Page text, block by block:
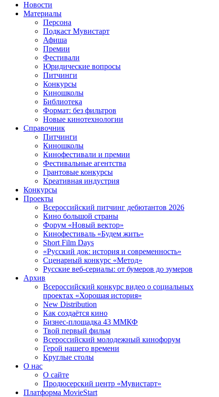
Новости
Материалы
Персона
Подкаст Мувистарт
Афиша
Премии
Фестивали
Юридические вопросы
Питчинги
Конкурсы
Киношколы
Библиотека
Формат: без фильтров
Новые кинотехнологии
Справочник
Питчинги
Киношколы
Кинофестивали и премии
Фестивальные агентства
Грантовые конкурсы
Креативная индустрия
Конкурсы
Проекты
Всероссийский питчинг дебютантов 2026
Кино большой страны
Форум «Новый вектор»
Кинофестиваль «Будем жить»
Short Film Days
«Русский док: история и современность»
Сценарный конкурс «Метод»
Русские веб-сериалы: от бумеров до зумеров
Архив
Всероссийский конкурс видео о социальных
проектах «Хорошая история»
New Distribution
Как создаётся кино
Бизнес-площадка 43 ММКФ
Твой первый фильм
Всероссийский молодежный кинофорум
Герой нашего времени
Круглые столы
О нас
О сайте
Продюсерский центр «Мувистарт»
Платформа MovieStart